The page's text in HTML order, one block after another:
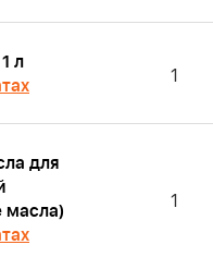
л
1
для
масла)
1